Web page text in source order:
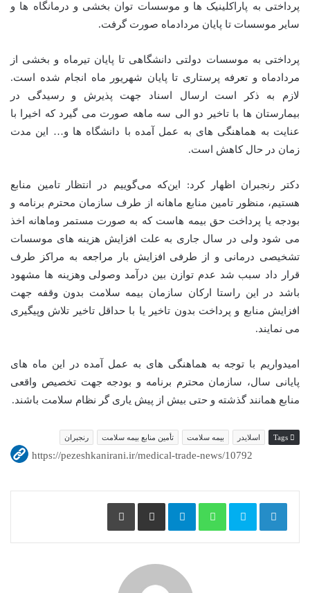
پرداختی به پاراکلینیک ها و موسسات توان بخشی و درمانگاه ها و
سایر موسسات تا پایان مردادماه صورت گرفت.
پرداختی به موسسات دولتی دانشگاهی تا پایان تیرماه و بخشی از
مردادماه و تعرفه پرستاری تا پایان شهریور ماه انجام شده است.
لازم به ذکر است ارسال اسناد جهت پذیرش و رسیدگی در
بیمارستان ها با تاخیر دو الی سه ماهه صورت می گیرد که اخیرا با
عنایت به هماهنگی های به عمل آمده با دانشگاه ها و… این مدت
زمان در حال کاهش است.
دکتر رنجبران اظهار کرد: این‌که می‌گوییم در انتظار تامین منابع
هستیم، منظور تامین منابع ماهانه از طرف سازمان محترم برنامه و
بودجه یا پرداخت حق بیمه هاست که به صورت مستمر وماهانه اخذ
می شود ولی در سال جاری به علت افزایش هزینه های موسسات
تشخیصی درمانی و از طرفی افزایش بار مراجعه به مراکز طرف
قرار داد سبب شد عدم توازن بین درآمد وصولی وهزینه ها مشهود
باشد در این راستا ارکان سازمان بیمه سلامت بدون وقفه جهت
افزایش منابع و پرداخت بدون تاخیر یا با حداقل تاخیر تلاش وپیگیری
می نمایند.
امیدواریم با توجه به هماهنگی های به عمل آمده در این ماه های
پایانی سال، سازمان محترم برنامه و بودجه جهت تخصیص واقعی
منابع همانند گذشته و حتی بیش از پیش یاری گر نظام سلامت باشند.
اسلایدر بیمه سلامت تأمین منابع بیمه سلامت رنجبران
https://pezeshkanirani.ir/medical-trade-news/10792
WhatsApp
Telegram